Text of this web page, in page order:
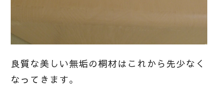
良質な美しい無垢の桐材はこれから先少なく
なってきます。